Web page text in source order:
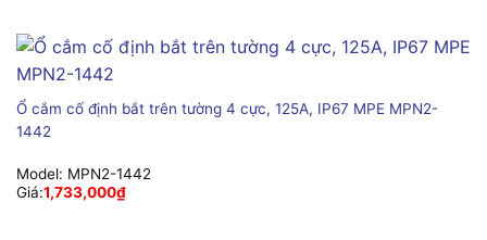
Ổ cắm cố định bắt trên tường 4 cực, 125A, IP67 MPE MPN2-
1442
Model: MPN2-1442
Giá:1,733,000₫